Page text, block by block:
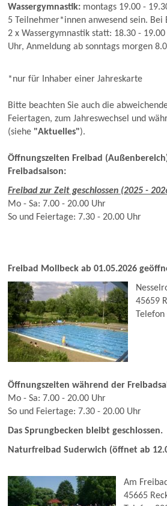
Wassergymnastik: montags 19.00 -
5 Teilnehmer*innen anwesend sein.
2 x Wassergymnastik statt: 18.30 -
Uhr, Anmeldung ab sonntags morgen
*nur für Inhaber einer Jahreskarte
Bitte beachten Sie auch die
Feiertagen, zum Jahreswechsel und
(siehe "Aktuelles").
Öffnungszeiten Freibad
Freibadsaison:
Freibad zur Zeit geschlossen (2025 -
Mo - Sa: 7.00 - 20.00 Uhr
So und Feiertage: 7.30 - 20.00 Uhr
Freibad Mollbeck ab 01.05.2026
45659
Öffnungszeiten während der
Mo - Sa: 7.00 - 20.00 Uhr
So und Feiertage: 7.30 - 20.00 Uhr
Das Sprungbecken bleibt geschlossen.
Naturfreibad Suderwich (öffnet ab
Am
45665